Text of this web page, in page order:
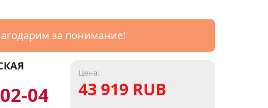
за понимание!
04
Цена:
43 919 RUB